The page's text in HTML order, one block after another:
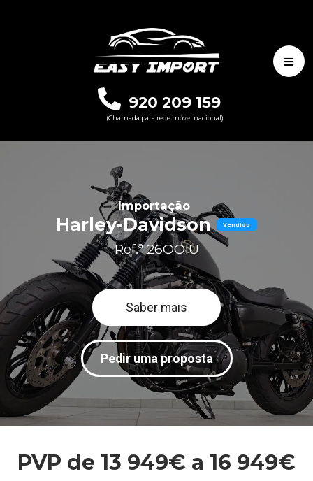
920 209 159
(Chamada para rede móvel nacional)
Importação
Harley-Davidson Vendido
Ref.ª 26OOIU
Saber mais
Pedir uma proposta
PVP de 13 949€ a 16 949€